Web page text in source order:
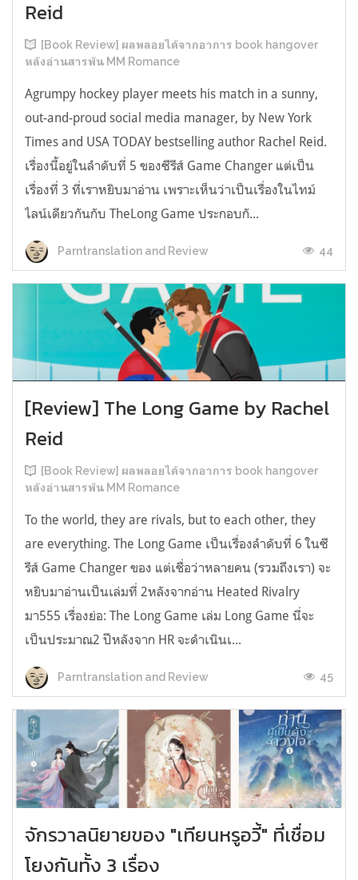
Reid
[Book Review] ผลพลอยได้จากอาการ book hangover
หลังอ่านสารพัน MM Romance
Agrumpy hockey player meets his match in a sunny,
out-and-proud social media manager, by New York
Times and USA TODAY bestselling author Rachel Reid.
เรื่องนี้อยู่ในลำดับที่ 5 ของซีรีส์ Game Changer แต่เป็น
เรื่องที่ 3 ที่เราหยิบมาอ่าน เพราะเห็นว่าเป็นเรื่องในไทม์
ไลน์เดียวกันกับ TheLong Game ประกอบกั...
Parntranslation and Review 44
[Review] The Long Game by Rachel
Reid
[Book Review] ผลพลอยได้จากอาการ book hangover
หลังอ่านสารพัน MM Romance
To the world, they are rivals, but to each other, they
are everything. The Long Game เป็นเรื่องลำดับที่ 6 ในซี
รีส์ Game Changer ของ แต่เชื่อว่าหลายคน (รวมถึงเรา) จะ
หยิบมาอ่านเป็นเล่มที่ 2หลังจากอ่าน Heated Rivalry
มา555 เรื่องย่อ: The Long Game เล่ม Long Game นี่จะ
เป็นประมาณ2 ปีหลังจาก HR จะดำเนินเ...
Parntranslation and Review 45
จักรวาลนิยายของ "เทียนหรูอวี้" ที่เชื่อม
โยงกันทั้ง 3 เรื่อง